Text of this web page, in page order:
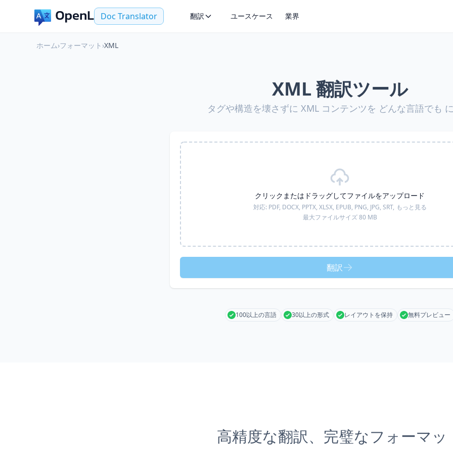
Doc Translator 翻訳 ユースケース 業界
ホーム›フォーマット ›XML
XML 翻訳ツール
タグや構造を壊さずに XML コンテンツを どんな言語でも
クリックまたはドラッグしてファイルをアップロード
対応: PDF, DOCX, PPTX, XLSX, EPUB, PNG, JPG, SRT, もっと見る
最大ファイルサイズ 80 MB
翻訳
100以上の言語 30以上の形式 レイアウトを保持 無料プレビュー
高精度な翻訳、完璧なフォーマッ